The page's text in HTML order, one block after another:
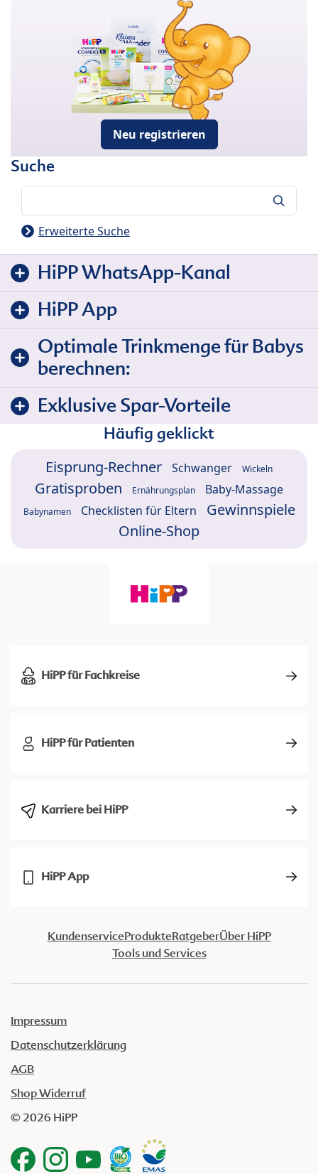
Neu registrieren
Suche
Erweiterte Suche
HiPP WhatsApp-Kanal
HiPP App
Optimale Trinkmenge für Babys
berechnen:
Exklusive Spar-Vorteile
Häufig geklickt
Eisprung-Rechner Schwanger Wickeln
Gratisproben Ernährungsplan Baby-Massage
Babynamen Checklisten für Eltern
Gewinnspiele
Online-Shop
HiPP für Fachkreise
HiPP für Patienten
Karriere bei HiPP
HiPP App
KundenserviceProdukteRatgeberÜber HiPP
Tools und Services
Impressum
Datenschutzerklärung
AGB
Shop Widerruf
© 2026 HiPP